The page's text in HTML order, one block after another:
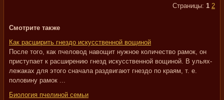
Страницы: 1 2
Смотрите также
Как расширить гнездо искусственной вощиной
После того, как пчеловод навощит нужное количество рамок, он
приступает к расширению гнезд искусственной вощиной. В ульях-
лежаках для этого сначала раздвигают гнездо по краям, т. е.
половину рамок ...
Биология пчелиной семьи